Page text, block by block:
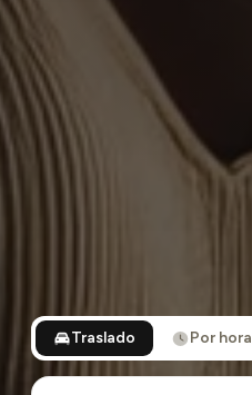
Traslado Por hora